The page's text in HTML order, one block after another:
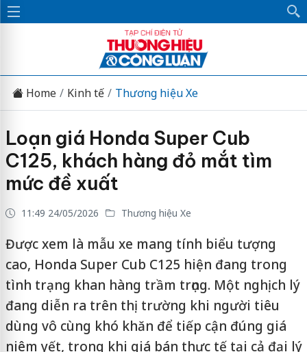
Home Kinh tế Thương hiệu Xe
Loạn giá Honda Super Cub
C125, khách hàng đỏ mắt tìm
mức đề xuất
11:49 24/05/2026 Thương hiệu Xe
Được xem là mẫu xe mang tính biểu tượng
cao, Honda Super Cub C125 hiện đang trong
tình trạng khan hàng trầm trọng. Một nghịch lý
đang diễn ra trên thị trường khi người tiêu
dùng vô cùng khó khăn để tiếp cận đúng giá
niêm yết, trong khi giá bán thực tế tại cả đại lý